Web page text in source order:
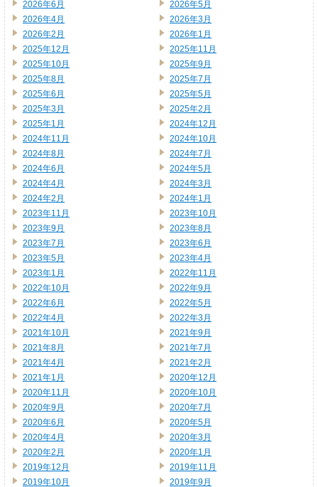
2026年6月
2026年5月
2026年4月
2026年3月
2026年2月
2026年1月
2025年12月
2025年11月
2025年10月
2025年9月
2025年8月
2025年7月
2025年6月
2025年5月
2025年3月
2025年2月
2025年1月
2024年12月
2024年11月
2024年10月
2024年8月
2024年7月
2024年6月
2024年5月
2024年4月
2024年3月
2024年2月
2024年1月
2023年11月
2023年10月
2023年9月
2023年8月
2023年7月
2023年6月
2023年5月
2023年4月
2023年1月
2022年11月
2022年10月
2022年9月
2022年6月
2022年5月
2022年4月
2022年3月
2021年10月
2021年9月
2021年8月
2021年7月
2021年4月
2021年2月
2021年1月
2020年12月
2020年11月
2020年10月
2020年9月
2020年7月
2020年6月
2020年5月
2020年4月
2020年3月
2020年2月
2020年1月
2019年12月
2019年11月
2019年10月
2019年9月